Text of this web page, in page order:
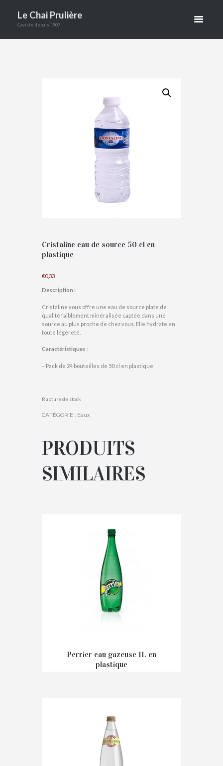
CRISTALINE EAU DE SOURCE 50 CL
Le Chai Prulière
Caviste depuis 1907
Cristaline eau de source 50 cl en
plastique
€0,33
Description :
Cristaline vous offre une eau de source plate de
qualité faiblement minéralisée captée dans une
source au plus proche de chez vous. Elle hydrate en
toute légèreté.
Caractéristiques :
– Pack de 24 bouteilles de 50 cl en plastique
Rupture de stock
CATÉGORIE : Eaux
PRODUITS
SIMILAIRES
Perrier eau gazeuse 1L en
plastique